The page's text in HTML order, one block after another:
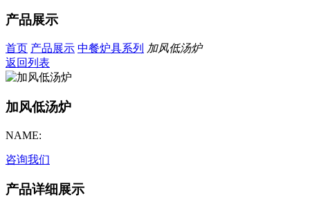
产品展示
首页 产品展示 中餐炉具系列 加风低汤炉
返回列表
加风低汤炉
NAME:
咨询我们
产品详细展示